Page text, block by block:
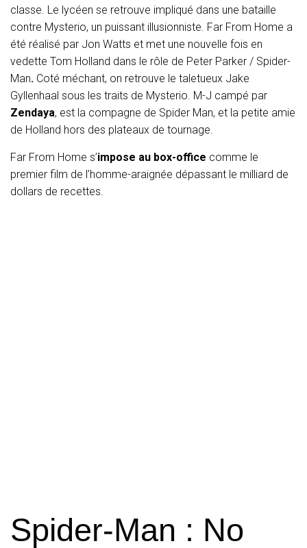
classe. Le lycéen se retrouve impliqué dans une bataille
contre Mysterio, un puissant illusionniste. Far From Home a
été réalisé par Jon Watts et met une nouvelle fois en
vedette Tom Holland dans le rôle de Peter Parker / Spider-
Man. Coté méchant, on retrouve le taletueux Jake
Gyllenhaal sous les traits de Mysterio. M-J campé par
Zendaya, est la compagne de Spider Man, et la petite amie
de Holland hors des plateaux de tournage.
Far From Home s’impose au box-office comme le
premier film de l’homme-araignée dépassant le milliard de
dollars de recettes.
Spider-Man : No